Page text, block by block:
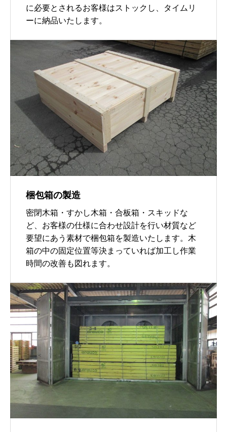
に必要とされるお客様はストックし、タイムリ
ーに納品いたします。
梱包箱の製造
密閉木箱・すかし木箱・合板箱・スキッドな
ど、お客様の仕様に合わせ設計を行い材質など
要望にあう素材で梱包箱を製造いたします。木
箱の中の固定位置等決まっていれば加工し作業
時間の改善も図れます。